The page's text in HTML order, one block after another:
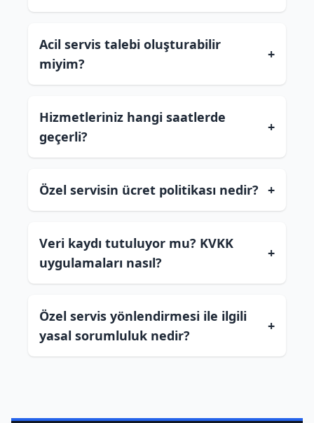
Acil servis talebi oluşturabilir
miyim?
+
Hizmetleriniz hangi saatlerde
geçerli?
+
Özel servisin ücret politikası nedir? +
Veri kaydı tutuluyor mu? KVKK
uygulamaları nasıl?
+
Özel servis yönlendirmesi ile ilgili
yasal sorumluluk nedir?
+